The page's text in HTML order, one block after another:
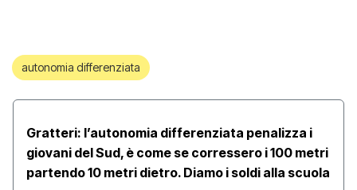
autonomia differenziata
Gratteri: l’autonomia differenziata penalizza i
giovani del Sud, è come se corressero i 100 metri
partendo 10 metri dietro. Diamo i soldi alla scuola